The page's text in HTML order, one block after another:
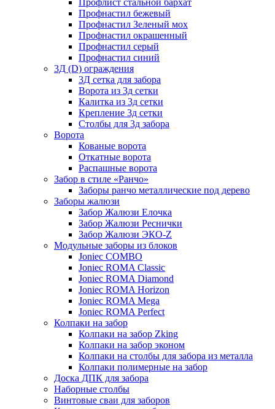
Профлист стальной бархат
Профнастил бежевый
Профнастил Зеленый мох
Профнастил окрашенный
Профнастил серый
Профнастил синий
3Д (D) ограждения
3Д сетка для забора
Ворота из 3д сетки
Калитка из 3д сетки
Крепление 3д сетки
Столбы для 3д забора
Ворота
Кованые ворота
Откатные ворота
Распашные ворота
Забор в стиле «Ранчо»
Заборы ранчо металлические под дерево
Заборы жалюзи
Забор Жалюзи Елочка
Забор Жалюзи Реснички
Забор Жалюзи ЭКО-Z
Модульные заборы из блоков
Joniec COMBO
Joniec ROMA Classic
Joniec ROMA Diamond
Joniec ROMA Horizon
Joniec ROMA Mega
Joniec ROMA Perfect
Колпаки на забор
Колпаки на забор Zking
Колпаки на забор эконом
Колпаки на столбы для забора из металла
Колпаки полимерные на забор
Доска ДПК для забора
Наборные столбы
Винтовые сваи для заборов